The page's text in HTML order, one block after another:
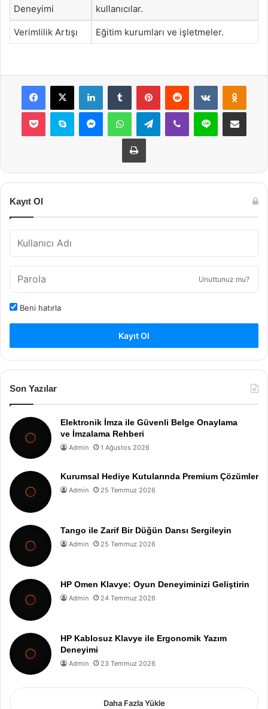
Deneyimi
kullanıcılar.
Verimlilik Artışı Eğitim kurumları ve işletmeler.
Facebook
X LinkedInTumblr PinterestReddit VKontakte
Pocket Skype MessengerWhatsAppTelegramViber Line E-Posta ile
Yazdır
Kayıt Ol
Unuttunuz mu?
Beni hatırla
Kayıt Ol
Son Yazılar
Elektronik İmza ile Güvenli Belge Onaylama
ve İmzalama Rehberi
Admin 1 Ağustos 2026
Kurumsal Hediye Kutularında Premium Çözümler
Admin 25 Temmuz 2026
Tango ile Zarif Bir Düğün Dansı Sergileyin
Admin 25 Temmuz 2026
HP Omen Klavye: Oyun Deneyiminizi Geliştirin
Admin 24 Temmuz 2026
HP Kablosuz Klavye ile Ergonomik Yazım
Deneyimi
Admin 23 Temmuz 2026
Daha Fazla Yükle